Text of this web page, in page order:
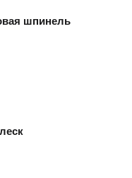
шпинель